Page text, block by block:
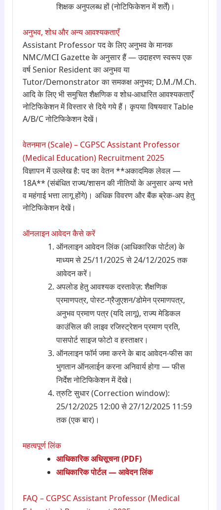
शिक्षक अनुपलब्ध हों (नोटिफिकेशन में शर्तें)।
अनुभव, शोध और अन्य आवश्यकताएँ
Assistant Professor पद के लिए अनुभव के मानक
NMC/MCI Gazette के अनुसार हैं — उदाहरण स्वरूप एक
वर्ष Senior Resident का अनुभव या
Tutor/Demonstrator का समकक्ष अनुभव; D.M./M.Ch.
आदि के लिए भी समुचित शैक्षणिक व शोध-आधारित आवश्यकताएँ
नोटिफिकेशन में विस्तार से दिये गये हैं। कृपया विषयवार Table
A/B/C नोटिफिकेशन देखें।
वेतनमान (Scale) – CGPSC Assistant Professor
(Medical Education) Recruitment 2025
विज्ञापन में उल्लेख है: पद का वेतन **अकादमिक लेवल —
18A** (संबंधित राज्य/शासन की नीतियों के अनुसार अन्य भत्ते
व महंगाई भत्ता लागू होंगे)। अधिक विवरण और बैंक ब्रेक-अप हेतु
नोटिफिकेशन देखें।
ऑनलाइन आवेदन कैसे करें
ऑनलाइन आवेदन लिंक (आधिकारिक पोर्टल) के
माध्यम से 25/11/2025 से 24/12/2025 तक
आवेदन करें।
अपलोड हेतु आवश्यक दस्तावेज़: शैक्षणिक
प्रमाणपत्र, पोस्ट-ग्रैजुएशन/डोमेन प्रमाणपत्र,
अनुभव प्रमाण पत्र (यदि लागू), राज्य मेडिकल
काउंसिल की लाइव रजिस्ट्रेशन प्रमाण प्रति,
पासपोर्ट साइज फोटो व हस्ताक्षर।
ऑनलाइन फॉर्म जमा करने के बाद आवेदन-फीस का
भुगतान ऑनलाईन करना अनिवार्य होगा — फीस
निर्देश नोटिफिकेशन में देंखे।
त्रुटि सुधार (Correction window):
25/12/2025 12:00 से 27/12/2025 11:59
तक (एक बार)।
महत्वपूर्ण लिंक
आधिकारिक अधिसूचना (PDF)
आधिकारिक पोर्टल — आवेदन लिंक
FAQ – CGPSC Assistant Professor (Medical